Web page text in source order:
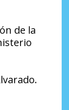
de la